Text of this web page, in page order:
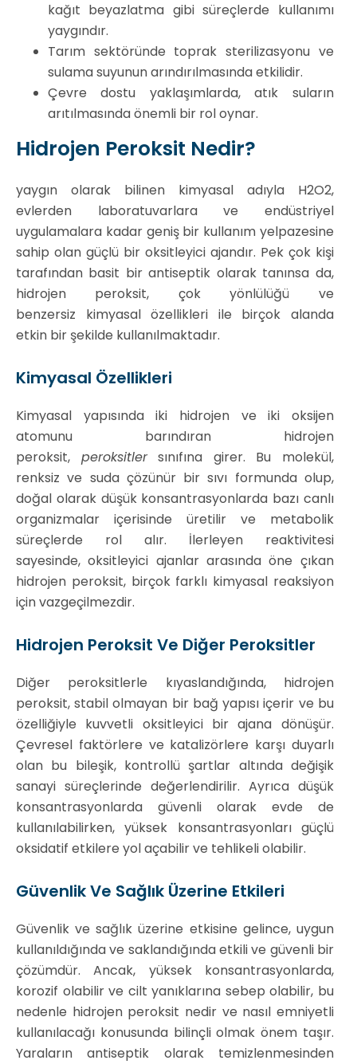
kağıt beyazlatma gibi süreçlerde kullanımı
yaygındır.
Tarım sektöründe toprak sterilizasyonu ve
sulama suyunun arındırılmasında etkilidir.
Çevre dostu yaklaşımlarda, atık suların
arıtılmasında önemli bir rol oynar.
Hidrojen Peroksit Nedir?
yaygın olarak bilinen kimyasal adıyla H2O2,
evlerden laboratuvarlara ve endüstriyel
uygulamalara kadar geniş bir kullanım yelpazesine
sahip olan güçlü bir oksitleyici ajandır. Pek çok kişi
tarafından basit bir antiseptik olarak tanınsa da,
hidrojen peroksit, çok yönlülüğü ve
benzersiz kimyasal özellikleri ile birçok alanda
etkin bir şekilde kullanılmaktadır.
Kimyasal Özellikleri
Kimyasal yapısında iki hidrojen ve iki oksijen
atomunu barındıran hidrojen
peroksit, peroksitlersınıfına girer. Bu molekül,
renksiz ve suda çözünür bir sıvı formunda olup,
doğal olarak düşük konsantrasyonlarda bazı canlı
organizmalar içerisinde üretilir ve metabolik
süreçlerde rol alır. İlerleyen reaktivitesi
sayesinde, oksitleyici ajanlar arasında öne çıkan
hidrojen peroksit, birçok farklı kimyasal reaksiyon
için vazgeçilmezdir.
Hidrojen Peroksit Ve Diğer Peroksitler
Diğer peroksitlerle kıyaslandığında, hidrojen
peroksit, stabil olmayan bir bağ yapısı içerir ve bu
özelliğiyle kuvvetli oksitleyici bir ajana dönüşür.
Çevresel faktörlere ve katalizörlere karşı duyarlı
olan bu bileşik, kontrollü şartlar altında değişik
sanayi süreçlerinde değerlendirilir. Ayrıca düşük
konsantrasyonlarda güvenli olarak evde de
kullanılabilirken, yüksek konsantrasyonları güçlü
oksidatif etkilere yol açabilir ve tehlikeli olabilir.
Güvenlik Ve Sağlık Üzerine Etkileri
Güvenlik ve sağlık üzerine etkisine gelince, uygun
kullanıldığında ve saklandığında etkili ve güvenli bir
çözümdür. Ancak, yüksek konsantrasyonlarda,
korozif olabilir ve cilt yanıklarına sebep olabilir, bu
nedenle hidrojen peroksit nedir ve nasıl emniyetli
kullanılacağı konusunda bilinçli olmak önem taşır.
Yaraların antiseptik olarak temizlenmesinden